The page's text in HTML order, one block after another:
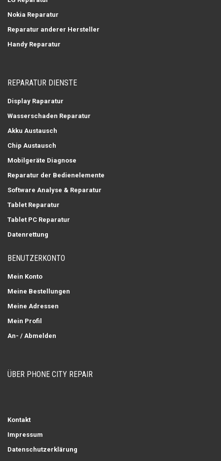
Nokia Reparatur
Reparatur anderer Hersteller
Handy Reparatur
REPARATUR DIENSTE
Display Raparatur
Wasserschaden Reparatur
Akku Austausch
Chip Austausch
Mobilgeräte Diagnose
Reparatur der Bedienelemente
Software Analyse & Reparatur
Tablet Reparatur
Tablet PC Reparatur
Datenrettung
BENUTZERKONTO
Mein Konto
Meine Bestellungen
Meine Adressen
Mein Profil
An- / Abmelden
ÜBER PHONE CITY REPAIR
Kontakt
Impressum
Datenschutzerklärung